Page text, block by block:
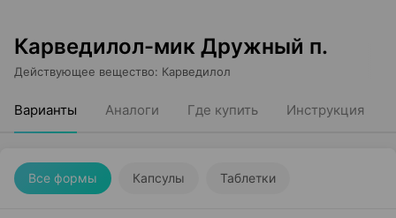
Карведилол-мик Дружный п.
Действующее вещество: Карведилол
Варианты Аналоги Где купить Инструкция
Все формы Капсулы Таблетки